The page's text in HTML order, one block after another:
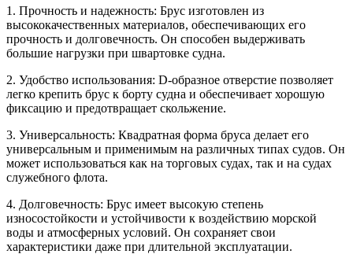
1. Прочность и надежность: Брус изготовлен из
высококачественных материалов, обеспечивающих его
прочность и долговечность. Он способен выдерживать
большие нагрузки при швартовке судна.
2. Удобство использования: D-образное отверстие позволяет
легко крепить брус к борту судна и обеспечивает хорошую
фиксацию и предотвращает скольжение.
3. Универсальность: Квадратная форма бруса делает его
универсальным и применимым на различных типах судов. Он
может использоваться как на торговых судах, так и на судах
служебного флота.
4. Долговечность: Брус имеет высокую степень
износостойкости и устойчивости к воздействию морской
воды и атмосферных условий. Он сохраняет свои
характеристики даже при длительной эксплуатации.